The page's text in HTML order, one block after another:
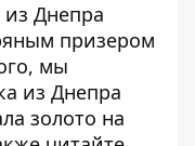
Днепра
призером
мы
из Днепра
золото на